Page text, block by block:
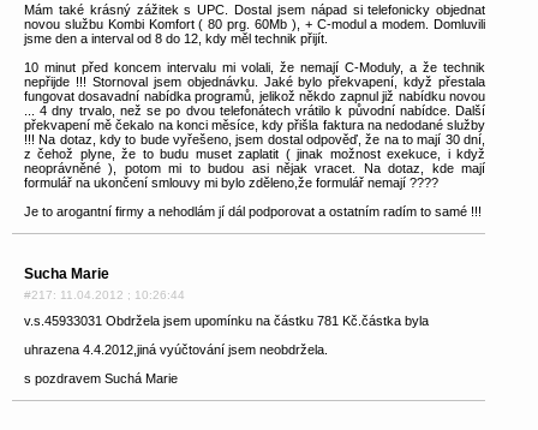
Mám také krásný zážitek s UPC. Dostal jsem nápad si telefonicky objednat
novou službu Kombi Komfort ( 80 prg. 60Mb ), + C-modul a modem. Domluvili
jsme den a interval od 8 do 12, kdy měl technik přijít.
10 minut před koncem intervalu mi volali, že nemají C-Moduly, a že technik
nepřijde !!! Stornoval jsem objednávku. Jaké bylo překvapení, když přestala
fungovat dosavadní nabídka programů, jelikož někdo zapnul již nabídku novou
... 4 dny trvalo, než se po dvou telefonátech vrátilo k původní nabídce. Další
překvapení mě čekalo na konci měsíce, kdy přišla faktura na nedodané služby
!!! Na dotaz, kdy to bude vyřešeno, jsem dostal odpověď, že na to mají 30 dní,
z čehož plyne, že to budu muset zaplatit ( jinak možnost exekuce, i když
neoprávněné ), potom mi to budou asi nějak vracet. Na dotaz, kde mají
formulář na ukončení smlouvy mi bylo zděleno,že formulář nemají ????
Je to arogantní firmy a nehodlám jí dál podporovat a ostatním radím to samé !!!
Sucha Marie
#217: 11.04.2012 ; 10:26:44
v.s.45933031 Obdržela jsem upomínku na částku 781 Kč.částka byla
uhrazena 4.4.2012,jiná vyúčtování jsem neobdržela.
s pozdravem Suchá Marie